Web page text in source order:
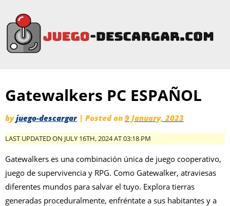
Gatewalkers PC ESPAÑOL
byjuego-descargar | Posted on 9 January, 2023
LAST UPDATED ON JULY 16TH, 2024 AT 03:18 PM
Gatewalkers es una combinación única de juego cooperativo,
juego de supervivencia y RPG. Como Gatewalker, atraviesas
diferentes mundos para salvar el tuyo. Explora tierras
generadas proceduralmente, enfréntate a sus habitantes y a